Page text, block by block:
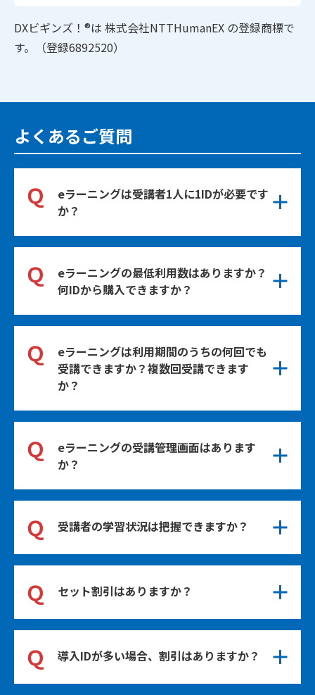
DXビギンズ！®は 株式会社NTTHumanEX の登録商標で
す。（登録6892520）
よくあるご質問
Ｑ
eラーニングは受講者1人に1IDが必要です
か？
Ａ
ご受講者お一人様につき1IDが必要となりま
す。受講人数分のIDをご購入下さい。
Ｑ
eラーニングの最低利用数はありますか？
何IDから購入できますか？
Ａ 1IDからご利用いただけます。
Ｑ
eラーニングは利用期間のうちの何回でも
受講できますか？複数回受講できます
か？
Ａ
利用期間内であれば何回でもご受講可能で
す。
Ｑ
eラーニングの受講管理画面はあります
か？
Ａ
受講状況を確認できる管理機能をお渡ししま
す。
Ｑ 受講者の学習状況は把握できますか？
Ａ 管理機能にて把握可能です。
Ｑ セット割引はありますか？
Ａ
DXビギンズ！とDXフレンズはセット価格でご
購入いただけます。
セットの場合、１IDあたり7,700円（税込）/6
Ｑ 導入IDが多い場合、割引はありますか？